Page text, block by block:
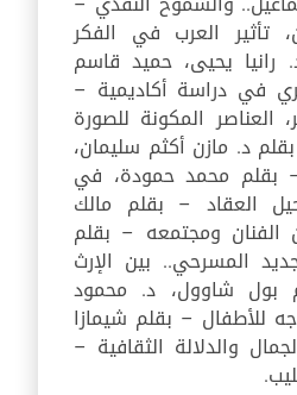
تأثير العرب في الفكر
رانيا يحيى، حميد قاسم
في دراسة أكاديمية –
العناصر المكونة للصورة
د. مازن أكثم سليمان،
بقلم محمد حمودة، في
العقاد – بقلم مالك
الفنان ومجتمعه – بقلم
المسرحي.. بين الإرث
بول شاوول، د. محمود
للأطفال – بقلم شيمازا
والدلالة الثقافية –